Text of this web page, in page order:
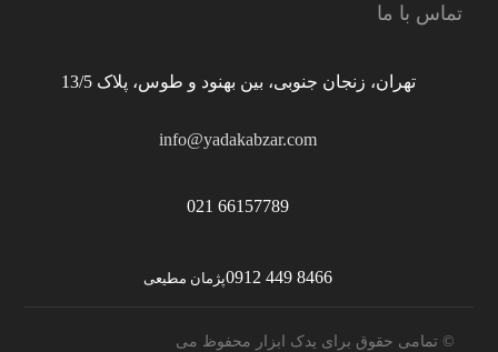
تماس با ما
تهران، زنجان جنوبی، بین بهنود و طوس، پلاک 13/5
info@yadakabzar.com
66157789 021
8466 449 0912 پژمان مطیعی
© تمامی حقوق برای یدک ابزار محفوظ می